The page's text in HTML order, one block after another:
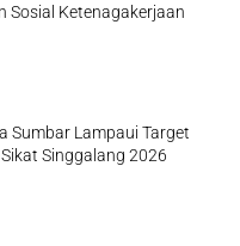
Sosial Ketenagakerjaan
Sumbar Lampaui Target
Singgalang 2026